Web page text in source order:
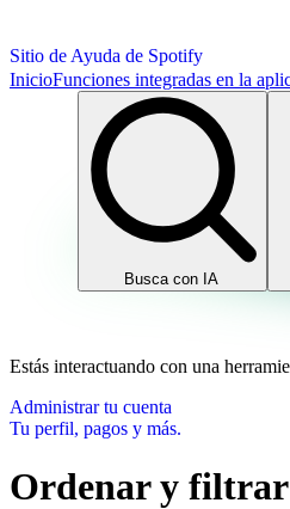
Sitio de Ayuda de Spotify
InicioFunciones integradas en la
Busca con IA
Estás interactuando con una
Administrar tu cuenta
Tu perfil, pagos y más.
Ordenar y filtrar